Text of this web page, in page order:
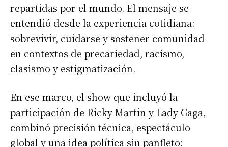
repartidas por el mundo. El mensaje se
entendió desde la experiencia cotidiana:
sobrevivir, cuidarse y sostener comunidad
en contextos de precariedad, racismo,
clasismo y estigmatización.
En ese marco, el show que incluyó la
participación de Ricky Martin y Lady Gaga,
combinó precisión técnica, espectáculo
global y una idea política sin panfleto: